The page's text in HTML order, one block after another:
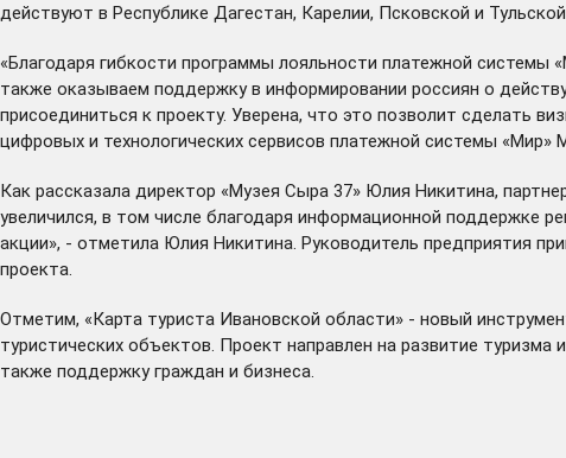
действуют в Республике Дагестан, Карелии, Псковской и
«Благодаря гибкости программы лояльности платежной системы
также оказываем поддержку в информировании россиян о
присоединиться к проекту. Уверена, что это позволит сделать
цифровых и технологических сервисов платежной системы «Мир»
Как рассказала директор «Музея Сыра 37» Юлия Никитина,
увеличился, в том числе благодаря информационной поддержке
акции», - отметила Юлия Никитина. Руководитель предприятия
проекта.
Отметим, «Карта туриста Ивановской области» - новый
туристических объектов. Проект направлен на развитие
также поддержку граждан и бизнеса.